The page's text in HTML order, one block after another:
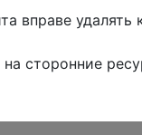
вправе удалять
сторонние